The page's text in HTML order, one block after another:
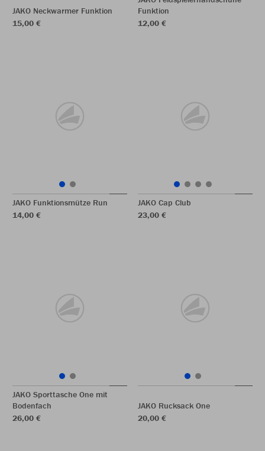
JAKO Neckwarmer Funktion
15,00 €
Funktion
12,00 €
JAKO Funktionsmütze Run
14,00 €
JAKO Cap Club
23,00 €
JAKO Sporttasche One mit
Bodenfach
26,00 €
JAKO Rucksack One
20,00 €